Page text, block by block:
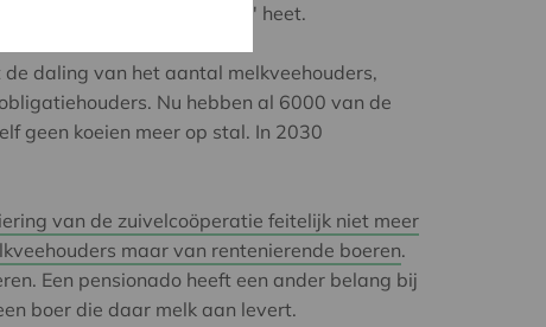
16%van wat de 'dode hand' heet.
daling van het aantal melkveehouders,
Nu hebben al 6000 van de
geen koeien meer op stal. In 2030
van de zuivelcoöperatie feitelijk niet meer
maar van rentenierende boeren.
Een pensionado heeft een ander belang bij
boer die daar melk aan levert.